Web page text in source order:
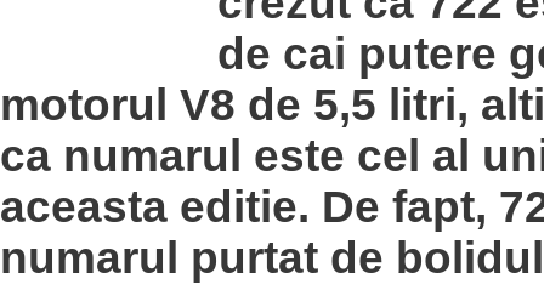
de cai putere
motorul V8 de 5,5 litri,
ca numarul este cel al
aceasta editie. De fapt,
numarul purtat de